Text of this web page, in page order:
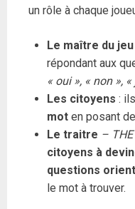
un rôle à chaque
Le maître du jeu
répondant aux
« oui », « non »,
Les citoyens :
mot en posant
Le traitre –
citoyens à
questions
le mot à trouver.